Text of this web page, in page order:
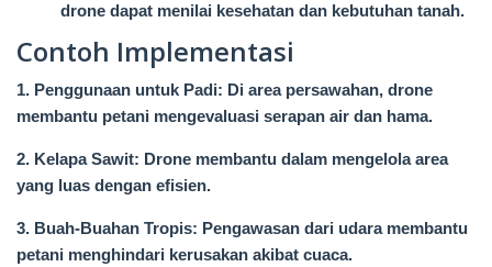
drone dapat menilai kesehatan dan kebutuhan tanah.
Contoh Implementasi
1. Penggunaan untuk Padi: Di area persawahan, drone
membantu petani mengevaluasi serapan air dan hama.
2. Kelapa Sawit: Drone membantu dalam mengelola area
yang luas dengan efisien.
3. Buah-Buahan Tropis: Pengawasan dari udara membantu
petani menghindari kerusakan akibat cuaca.